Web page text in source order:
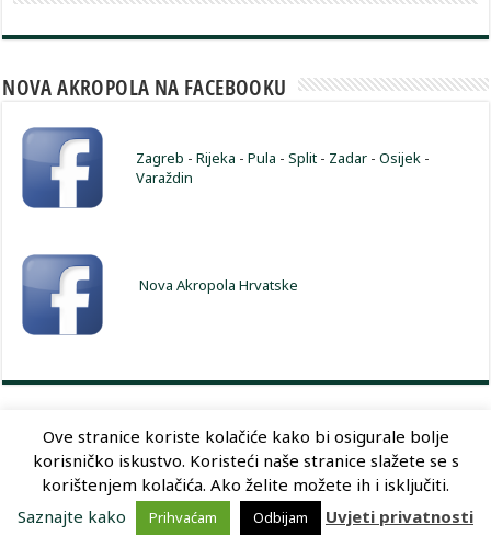
NOVA AKROPOLA NA FACEBOOKU
Zagreb -Rijeka -Pula -Split - Zadar -Osijek -
Varaždin
Nova Akropola Hrvatske
Dizajn: Optimum Dizajn
© Copyright 2026, Nova Akropola
Ove stranice koriste kolačiće kako bi osigurale bolje
korisničko iskustvo. Koristeći naše stranice slažete se s
korištenjem kolačića. Ako želite možete ih i isključiti.
Saznajte kako
Prihvaćam Odbijam Uvjeti privatnosti